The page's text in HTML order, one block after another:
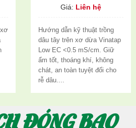
Giá: Liên hệ
Hướng dẫn kỹ thuật trồng
dâu tây trên xơ dừa Vinatap
Low EC <0.5 mS/cm. Giữ
ẩm tốt, thoáng khí, không
chát, an toàn tuyệt đối cho
rễ dâu....
ĐÓNG BAO